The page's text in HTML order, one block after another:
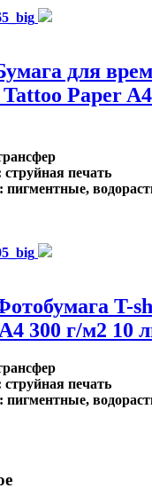
для
Paper
струйная печать
: пигментные,
T-
300 г/м2 10
струйная печать
: пигментные,